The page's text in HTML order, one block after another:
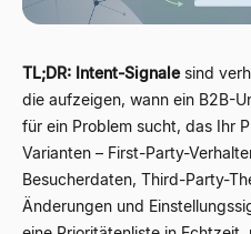
TL;DR: Intent-Signalesind
die aufzeigen, wann ein B2B-
für ein Problem sucht, das Ihr
Varianten – First-Party-
Besucherdaten, Third-Party-
Änderungen und